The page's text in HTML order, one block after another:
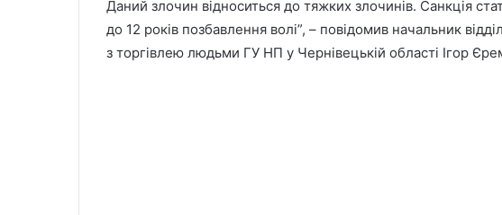
Даний злочин відноситься до тяжких злочинів. Санкція
до 12 років позбавлення волі”, – повідомив начальник
з торгівлею людьми ГУ НП у Чернівецькій області Ігор